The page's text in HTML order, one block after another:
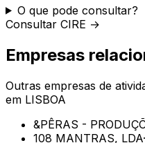
O que pode consultar?
Consultar CIRE →
Empresas
Outras empresas de
em LISBOA
&PÊRAS -
108 MANTRAS, LDA